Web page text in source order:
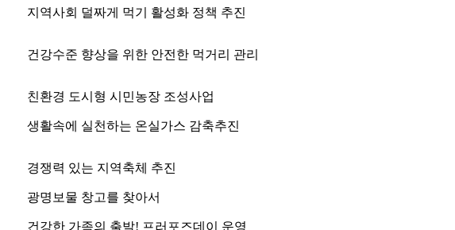
지역사회 덜짜게 먹기 활성화 정책 추진
건강수준 향상을 위한 안전한 먹거리 관리
친환경 도시형 시민농장 조성사업
생활속에 실천하는 온실가스 감축추진
경쟁력 있는 지역축체 추진
광명보물 창고를 찾아서
건강한 가족의 출발! 프러포즈데이 운영